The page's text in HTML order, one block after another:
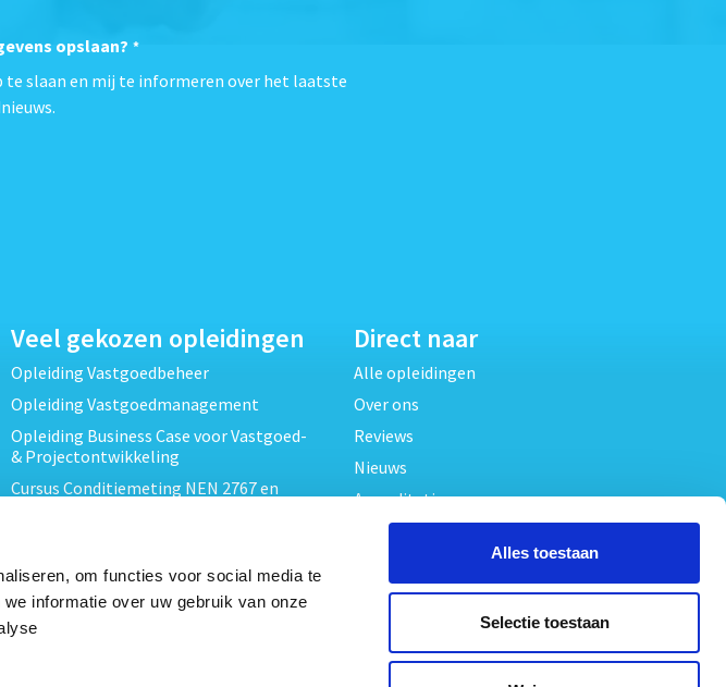
om functies voor social media te
informatie over uw gebruik van onze
Alles toestaan
Selectie toestaan
opslaan? *
slaan en mij te informeren over het laatste
Veel gekozen opleidingen
Opleiding Vastgoedbeheer
Opleiding Vastgoedmanagement
Opleiding Business Case voor Vastgoed-
& Projectontwikkeling
Cursus Conditiemeting NEN 2767 en
Cursus EP-W Basis Woningen
Opleiding Professioneel VvE-beheer
Opleiding Projectleider Vastgoed
Direct naar
Alle opleidingen
Over ons
Reviews
Nieuws
Accreditaties
Algemene voorwaarden
Privacy verklaring